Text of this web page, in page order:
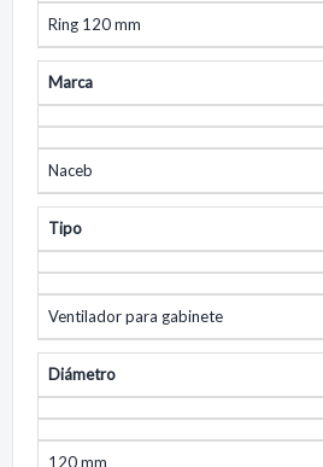
Ring 120 mm
Marca
Naceb
Tipo
Ventilador para gabinete
Diámetro
120 mm